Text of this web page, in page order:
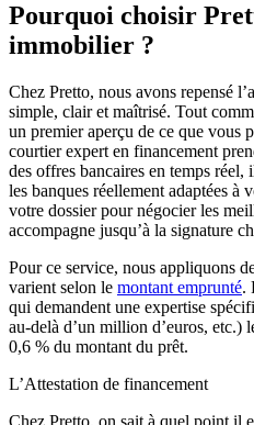
Pourquoi choisir
immobilier ?
Chez Pretto, nous avons repensé
simple, clair et maîtrisé. Tout
un premier aperçu de ce que vous
courtier expert en financement
des offres bancaires en temps
les banques réellement adaptées
votre dossier pour négocier les
accompagne jusqu’à la signature
Pour ce service, nous appliquons
varient selon le montant emprunté.
qui demandent une expertise
au-delà d’un million d’euros, etc.)
0,6 % du montant du prêt.
L’Attestation de financement
Chez Pretto, on sait à quel point il